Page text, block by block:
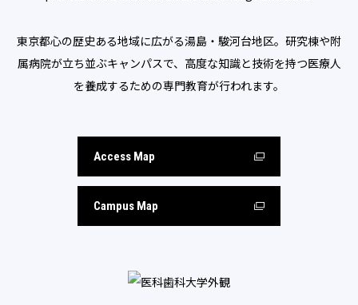
東京都心の歴史ある地域に広がる湯島・駿河台地区。研究棟や附
属病院が立ち並ぶキャンパスで、高度な知識と技術を持つ医療人
を養成するための専門教育が行われます。
Access Map
Campus Map